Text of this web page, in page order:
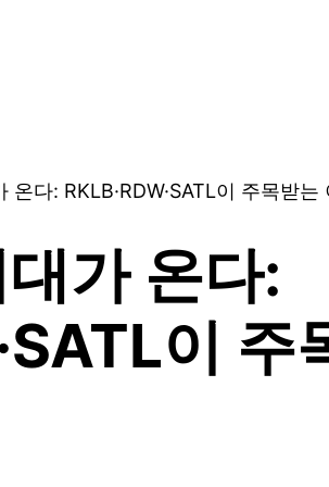
온다: RKLB·RDW·SATL이 주목받는
가 온다:
이 주